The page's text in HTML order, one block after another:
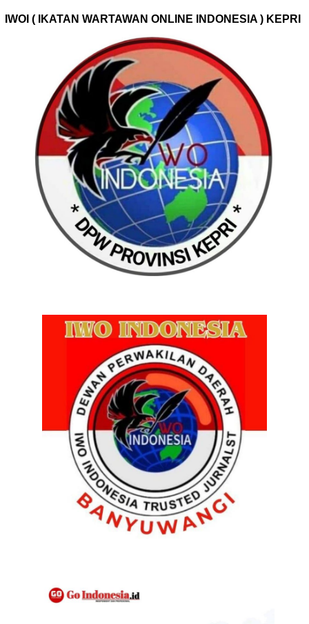
IWOI ( IKATAN WARTAWAN ONLINE INDONESIA ) KEPRI